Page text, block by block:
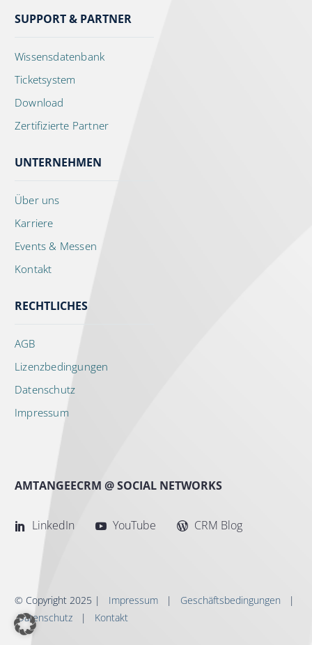
SUPPORT & PARTNER
Wissensdatenbank
Ticketsystem
Download
Zertifizierte Partner
UNTERNEHMEN
Über uns
Karriere
Events & Messen
Kontakt
RECHTLICHES
AGB
Lizenzbedingungen
Datenschutz
Impressum
AMTANGEECRM @ SOCIAL NETWORKS
LinkedIn YouTube CRM Blog
© Copyright 2025 | Impressum | Geschäftsbedingungen |
Datenschutz | Kontakt